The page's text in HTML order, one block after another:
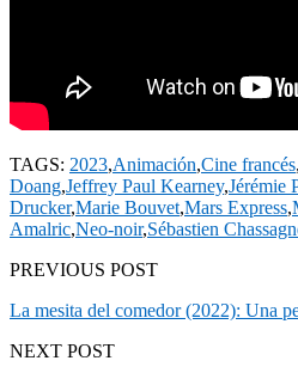
TAGS: 2023,Animación,Cine francés,
Doang,Jeffrey Paul Kearney,Jérémie
Drucker,Marie Bouvet,Mars Express,
Amalric,Neo-noir,Sébastien
PREVIOUS POST
La mesita del comedor (2022): Una
NEXT POST